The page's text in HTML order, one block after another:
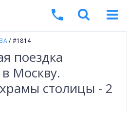
/ #1814
поездка
Москву.
столицы - 2